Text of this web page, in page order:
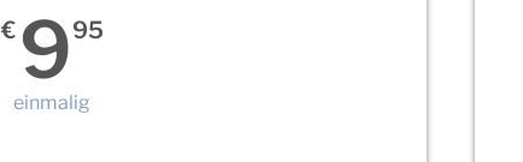
€ 995
einmalig